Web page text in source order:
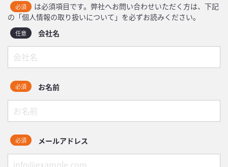
必須
は必須項目です。弊社へお問い合わせいただく方は、下記
の「個人情報の取り扱いについて」を必ずお読みください。
会社名
任意
お名前
必須
メールアドレス
必須